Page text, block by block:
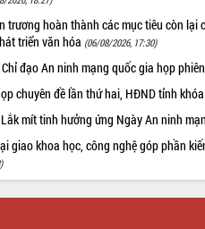
trương hoàn thành các mục tiêu còn
triển văn hóa (06/08/2026, 17:30)
đạo An ninh mạng quốc gia họp
chuyên đề lần thứ hai, HĐND tỉnh
mít tinh hưởng ứng Ngày An ninh
giao khoa học, công nghệ góp phần